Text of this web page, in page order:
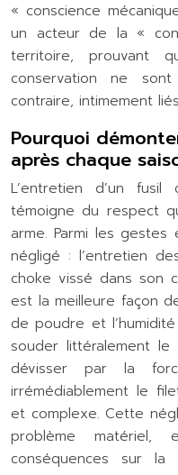
« conscience
un acteur de la «
territoire, prouvant
conservation ne
contraire, intimement
Pourquoi
après chaque
L’entretien d’un
témoigne du respect
arme. Parmi les
négligé : l’entretien
choke vissé dans son
est la meilleure façon
de poudre et
souder littéralement
dévisser par la
irrémédiablement le
et complexe. Cette
problème
conséquences sur